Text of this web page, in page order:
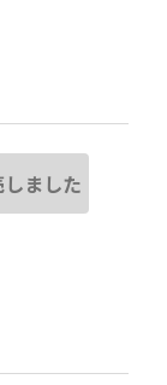
ました